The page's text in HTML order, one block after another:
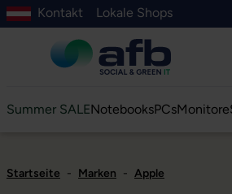
springen
Suche springen
Zur Hauptnavigation springen
Zur Navigation der B2B-Plattform
Kontakt Lokale Shops
Summer SALENotebooksPCsMonitore
Startseite - Marken - Apple